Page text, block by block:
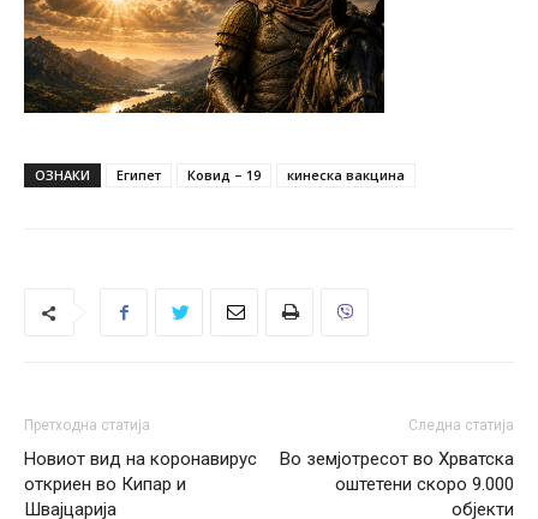
ОЗНАКИ Египет Ковид – 19 кинеска вакцина
Претходна статија
Новиот вид на коронавирус
откриен во Кипар и
Швајцарија
Следна статија
Во земјотресот во Хрватска
оштетени скоро 9.000
објекти